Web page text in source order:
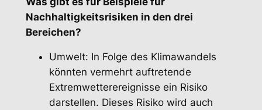
Nachhaltigkeitsrisiken in den drei
Bereichen?
Umwelt: In Folge des Klimawandels
könnten vermehrt auftretende
Extremwetterereignisse ein Risiko
darstellen. Dieses Risiko wird auch